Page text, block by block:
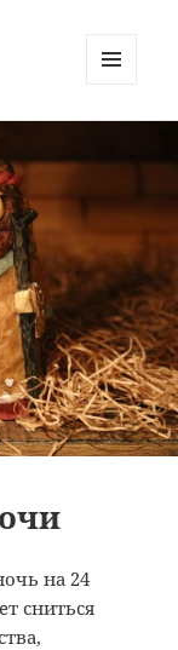
на 24
сниться